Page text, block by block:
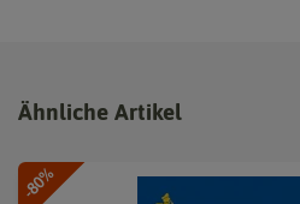
Ähnliche Artikel
-80%